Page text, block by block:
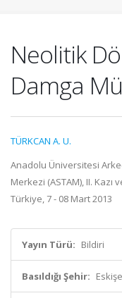
Neolitik
Damga
TÜRKCAN A. U.
Anadolu Üniversitesi
Merkezi (ASTAM), II. Kazı
Türkiye, 7 - 08 Mart 2013
Yayın Türü: Bildiri
Basıldığı Şehir: